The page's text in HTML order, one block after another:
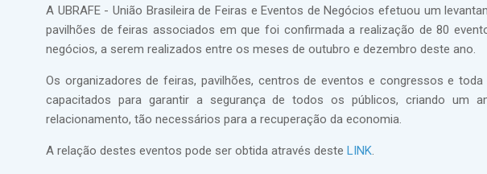
A UBRAFE - União Brasileira de Feiras e Eventos de Negócios efetuou um
pavilhões de feiras associados em que foi confirmada a realização de 80
negócios, a serem realizados entre os meses de outubro e dezembro deste ano.
Os organizadores de feiras, pavilhões, centros de eventos e congressos e
capacitados para garantir a segurança de todos os públicos, criando um
relacionamento, tão necessários para a recuperação da economia.
A relação destes eventos pode ser obtida através deste LINK.